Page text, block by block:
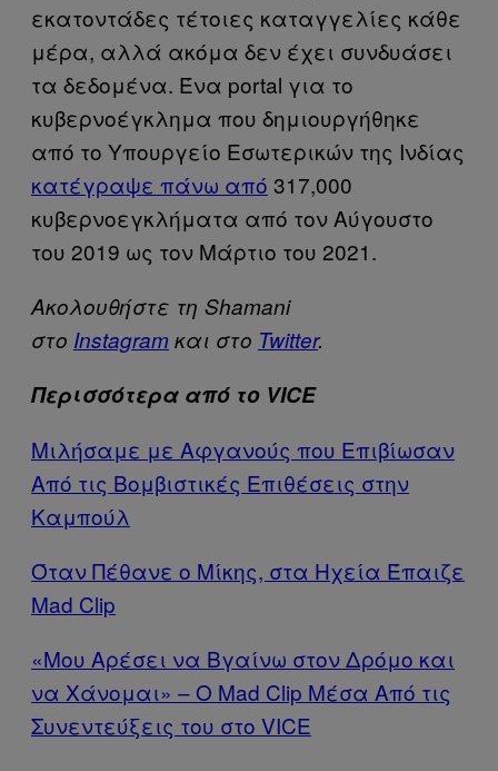
εκατοντάδες τέτοιες καταγγελίες κάθε
μέρα, αλλά ακόμα δεν έχει συνδυάσει
τα δεδομένα. Ένα portal για το
κυβερνοέγκλημα που δημιουργήθηκε
από το Υπουργείο Εσωτερικών της Ινδίας
κατέγραψε πάνω από 317,000
κυβερνοεγκλήματα από τον Αύγουστο
του 2019 ως τον Μάρτιο του 2021.
Ακολουθήστε τη Shamani
στο Instagramκαι στο Twitter.
Περισσότερα από το VICE
Μιλήσαμε με Αφγανούς που Eπιβίωσαν
Από τις Βομβιστικές Επιθέσεις στην
Καμπούλ
Όταν Πέθανε ο Μίκης, στα Ηχεία Έπαιζε
Mad Clip
«Μου Αρέσει να Βγαίνω στον Δρόμο και
να Χάνομαι» – Ο Mad Clip Μέσα Από τις
Συνεντεύξεις του στο VICE